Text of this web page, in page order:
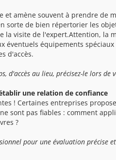
et amène souvent à prendre de
sorte de bien répertorier les
la visite de l'expert.Attention, la
éventuels équipements
d'accès.
d'accès au lieu, précisez-le lors
une relation de confiance
! Certaines entreprises
sont pas fiables : comment
?
pour une évaluation précise